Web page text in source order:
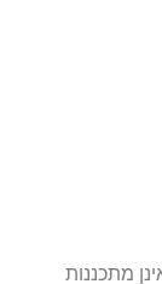
מתכננות